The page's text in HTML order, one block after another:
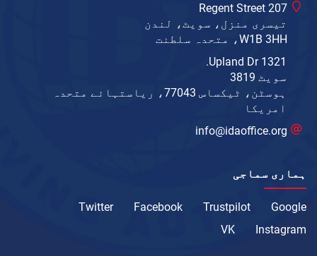
207 Regent Street
تیسری منزل، سویٹ، لندن
W1B 3HH، متحدہ سلطنت
1321 Upland Dr.
سویٹ 3819
ہوسٹن، ٹیکساس 77043، ریاستہائے متحدہ
امریکا
info@idaoffice.org
ہماری سماجی
Google
Trustpilot
Facebook
Twitter
Instagram
VK